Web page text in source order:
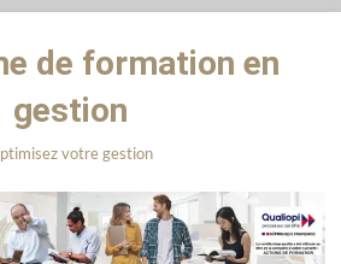
de formation en
gestion
votre gestion